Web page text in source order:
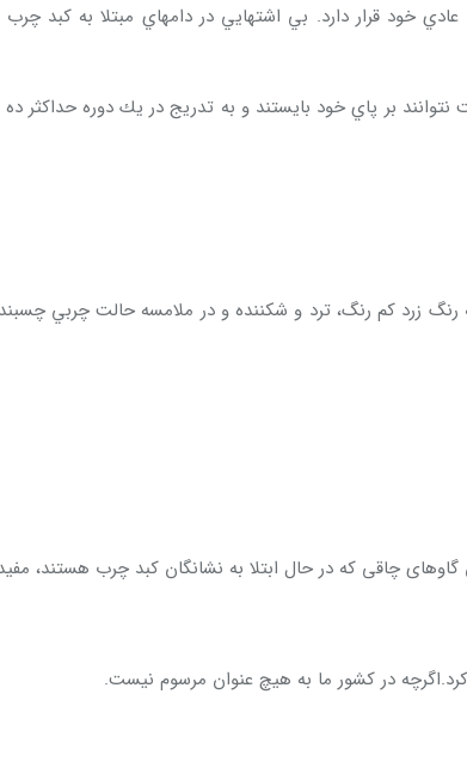
خود قرار دارد. بي اشتهايي در دامهاي مبتلا به كبد
بر پاي خود بايستند و به تدريج در يك دوره حداكثر
زرد کم رنگ، ترد و شکننده و در ملامسه حالت چربي
چاقی که در حال ابتلا به نشانگان کبد چرب هستند،
در كشور ما به هيچ عنوان مرسوم نيست.